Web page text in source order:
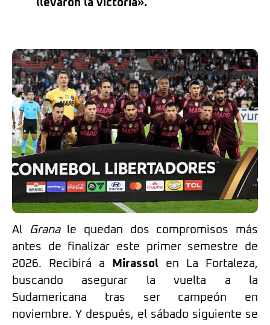
llevaron la victoria».
Al Granale quedan dos compromisos más
antes de finalizar este primer semestre de
2026. Recibirá a
Mirassol en La Fortaleza,
buscando asegurar la vuelta a la
Sudamericana tras ser campeón en
noviembre. Y después, el sábado siguiente se